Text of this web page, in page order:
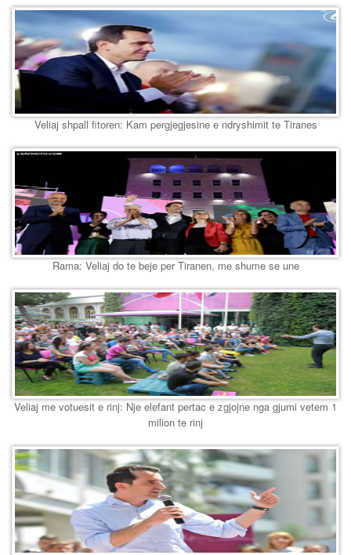
Veliaj shpall fitoren: Kam pergjegjesine e ndryshimit te Tiranes
Rama: Veliaj do te beje per Tiranen, me shume se une
Veliaj me votuesit e rinj: Nje elefant pertac e zgjojne nga gjumi vetem 1
milion te rinj